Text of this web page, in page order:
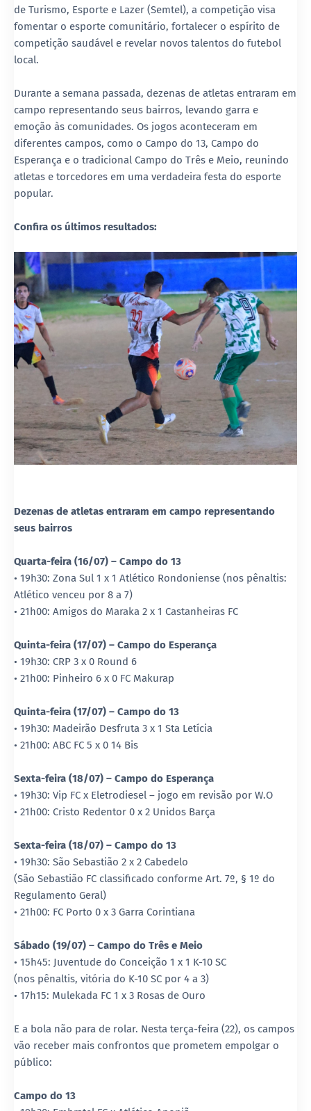
de Turismo, Esporte e Lazer (Semtel), a competição visa
fomentar o esporte comunitário, fortalecer o espírito de
competição saudável e revelar novos talentos do futebol
local.
Durante a semana passada, dezenas de atletas entraram em
campo representando seus bairros, levando garra e
emoção às comunidades. Os jogos aconteceram em
diferentes campos, como o Campo do 13, Campo do
Esperança e o tradicional Campo do Três e Meio, reunindo
atletas e torcedores em uma verdadeira festa do esporte
popular.
Confira os últimos resultados:
Dezenas de atletas entraram em campo representando
seus bairros
Quarta-feira (16/07) – Campo do 13
• 19h30: Zona Sul 1 x 1 Atlético Rondoniense (nos pênaltis:
Atlético venceu por 8 a 7)
• 21h00: Amigos do Maraka 2 x 1 Castanheiras FC
Quinta-feira (17/07) – Campo do Esperança
• 19h30: CRP 3 x 0 Round 6
• 21h00: Pinheiro 6 x 0 FC Makurap
Quinta-feira (17/07) – Campo do 13
• 19h30: Madeirão Desfruta 3 x 1 Sta Letícia
• 21h00: ABC FC 5 x 0 14 Bis
Sexta-feira (18/07) – Campo do Esperança
• 19h30: Vip FC x Eletrodiesel – jogo em revisão por W.O
• 21h00: Cristo Redentor 0 x 2 Unidos Barça
Sexta-feira (18/07) – Campo do 13
• 19h30: São Sebastião 2 x 2 Cabedelo
(São Sebastião FC classificado conforme Art. 7º, § 1º do
Regulamento Geral)
• 21h00: FC Porto 0 x 3 Garra Corintiana
Sábado (19/07) – Campo do Três e Meio
• 15h45: Juventude do Conceição 1 x 1 K-10 SC
(nos pênaltis, vitória do K-10 SC por 4 a 3)
• 17h15: Mulekada FC 1 x 3 Rosas de Ouro
E a bola não para de rolar. Nesta terça-feira (22), os campos
vão receber mais confrontos que prometem empolgar o
público:
Campo do 13